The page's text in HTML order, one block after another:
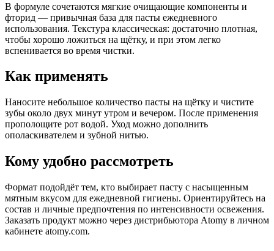
В формуле сочетаются мягкие очищающие компоненты и
фторид — привычная база для пасты ежедневного
использования. Текстура классическая: достаточно плотная,
чтобы хорошо ложиться на щётку, и при этом легко
вспенивается во время чистки.
Как применять
Наносите небольшое количество пасты на щётку и чистите
зубы около двух минут утром и вечером. После применения
прополощите рот водой. Уход можно дополнить
ополаскивателем и зубной нитью.
Кому удобно рассмотреть
Формат подойдёт тем, кто выбирает пасту с насыщенным
мятным вкусом для ежедневной гигиены. Ориентируйтесь на
состав и личные предпочтения по интенсивности освежения.
Заказать продукт можно через дистрибьютора Atomy в личном
кабинете atomy.com.